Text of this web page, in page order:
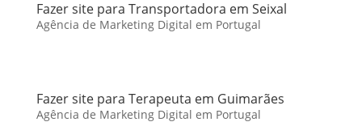
Fazer site para Transportadora em Seixal
Agência de Marketing Digital em Portugal
Fazer site para Terapeuta em Guimarães
Agência de Marketing Digital em Portugal